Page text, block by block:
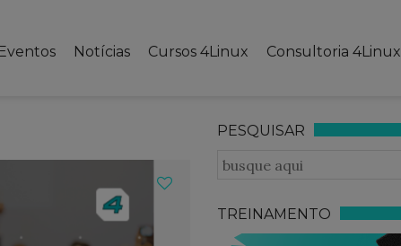
Eventos Notícias Cursos 4Linux Consultoria 4Linux
PESQUISAR
TREINAMENTO